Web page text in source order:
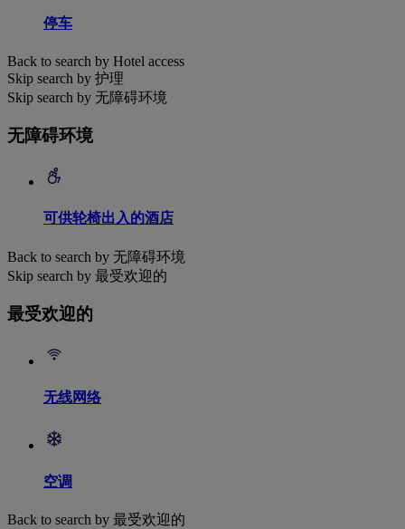
停车
Back to search by Hotel access
Skip search by 护理
Skip search by 无障碍环境
无障碍环境
可供轮椅出入的酒店
Back to search by 无障碍环境
Skip search by 最受欢迎的
最受欢迎的
无线网络
空调
Back to search by 最受欢迎的